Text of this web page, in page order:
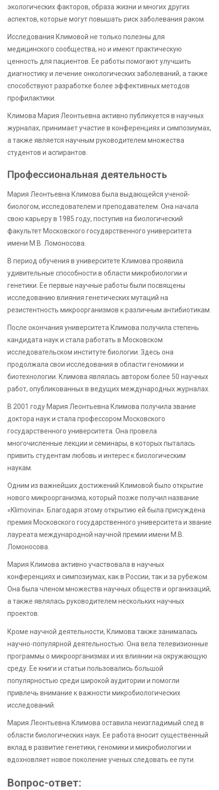
экологических факторов, образа жизни и многих других
аспектов, которые могут повышать риск заболевания раком.
Исследования Климовой не только полезны для
медицинского сообщества, но и имеют практическую
ценность для пациентов. Ее работы помогают улучшить
диагностику и лечение онкологических заболеваний, а также
способствуют разработке более эффективных методов
профилактики.
Климова Мария Леонтьевна активно публикуется в научных
журналах, принимает участие в конференциях и симпозиумах,
а также является научным руководителем множества
студентов и аспирантов.
Профессиональная деятельность
Мария Леонтьевна Климова была выдающейся ученой-
биологом, исследователем и преподавателем. Она начала
свою карьеру в 1985 году, поступив на биологический
факультет Московского государственного университета
имени М.В. Ломоносова.
В период обучения в университете Климова проявила
удивительные способности в области микробиологии и
генетики. Ее первые научные работы были посвящены
исследованию влияния генетических мутаций на
резистентность микроорганизмов к различным антибиотикам.
После окончания университета Климова получила степень
кандидата наук и стала работать в Московском
исследовательском институте биологии. Здесь она
продолжала свои исследования в области геномики и
биотехнологии. Климова являлась автором более 50 научных
работ, опубликованных в ведущих международных журналах.
В 2001 году Мария Леонтьевна Климова получила звание
доктора наук и стала профессором Московского
государственного университета. Она провела
многочисленные лекции и семинары, в которых пыталась
привить студентам любовь и интерес к биологическим
наукам.
Одним из важнейших достижений Климовой было открытие
нового микроорганизма, который позже получил название
«Klimovina». Благодаря этому открытию ей была присуждена
премия Московского государственного университета и звание
лауреата международной научной премии имени М.В.
Ломоносова.
Мария Климова активно участвовала в научных
конференциях и симпозиумах, как в России, так и за рубежом.
Она была членом множества научных обществ и организаций,
а также являлась руководителем нескольких научных
проектов.
Кроме научной деятельности, Климова также занималась
научно-популярной деятельностью. Она вела телевизионные
программы о микроорганизмах и их влиянии на окружающую
среду. Ее книги и статьи пользовались большой
популярностью среди широкой аудитории и помогли
привлечь внимание к важности микробиологических
исследований.
Мария Леонтьевна Климова оставила неизгладимый след в
области биологических наук. Ее работа вносит существенный
вклад в развитие генетики, геномики и микробиологии и
вдохновляет новое поколение ученых следовать ее пути.
Вопрос-ответ: